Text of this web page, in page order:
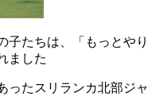
子たちは、「もっとやり
ました
ったスリランカ北部ジャ